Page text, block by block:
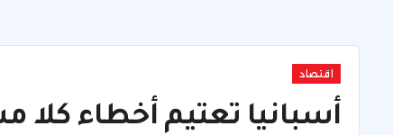
اقتصاد
أسبانيا تعتيم أخطاء